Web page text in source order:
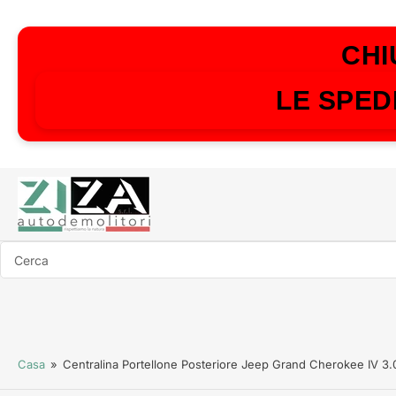
LE
Casa » Centralina Portellone Posteriore Jeep Grand Cherokee IV